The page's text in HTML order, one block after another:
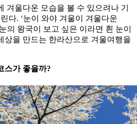
겨울다운 모습을 볼 수 있으려나 기
다. ‘눈이 와야 겨울이 겨울다운
의 왕국이 보고 싶은 이라면 흰 눈이
상을 만드는 한라산으로 겨울여행을
스가 좋을까?